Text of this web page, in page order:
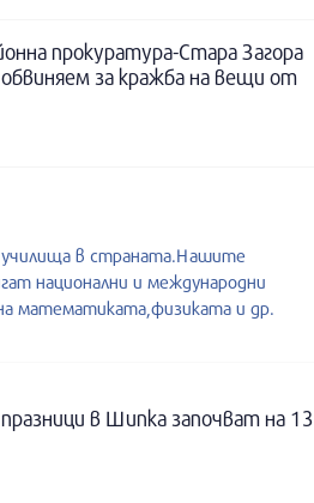
прокуратура-Стара Загора
за кражба на вещи от
в страната.Нашите
национални и международни
математиката,физиката и др.
в Шипка започват на 13